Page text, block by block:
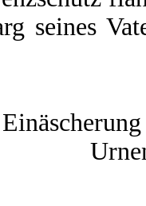
seines